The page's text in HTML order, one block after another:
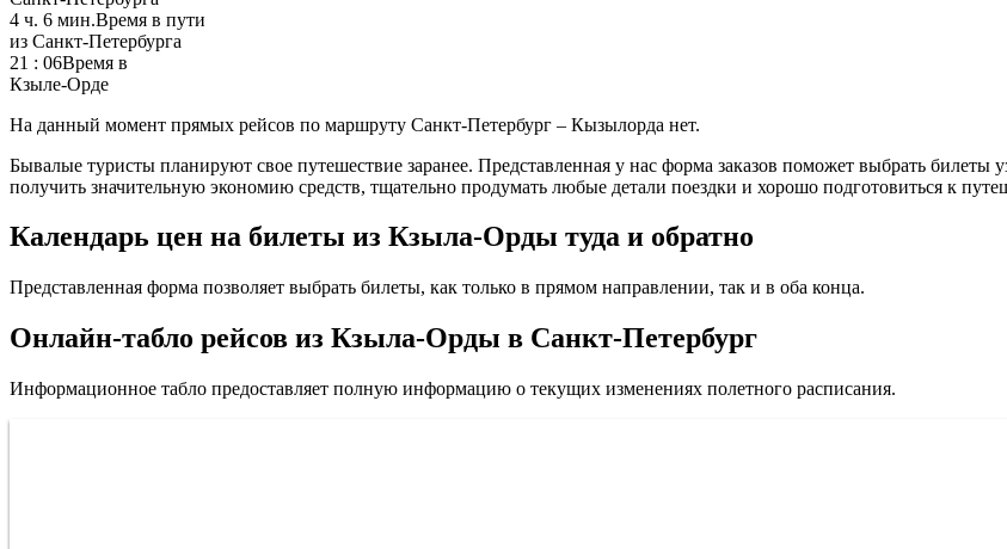
4 ч. 6 мин.Время в пути
из Санкт-Петербурга
21 : 06Время в
Кзыле-Орде
На данный момент прямых рейсов по маршруту Санкт-Петербург – Кызылорда нет.
Бывалые туристы планируют свое путешествие заранее. Представленная у нас форма заказов поможет выбрать билеты
получить значительную экономию средств, тщательно продумать любые детали поездки и хорошо подготовиться к
Календарь цен на билеты из Кзыла-Орды туда и обратно
Представленная форма позволяет выбрать билеты, как только в прямом направлении, так и в оба конца.
Онлайн-табло рейсов из Кзыла-Орды в Санкт-Петербург
Информационное табло предоставляет полную информацию о текущих изменениях полетного расписания.